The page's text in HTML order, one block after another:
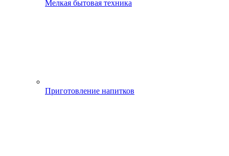
Мелкая бытовая техника
Приготовление напитков